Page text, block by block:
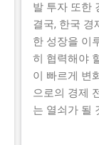
발 투자 또한
결국, 한국 경
한 성장을 이
히 협력해야
이 빠르게 변
으로의 경제
는 열쇠가 될